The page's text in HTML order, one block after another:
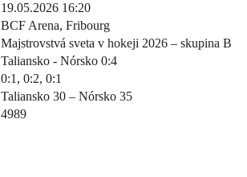
19.05.2026 16:20
BCF Arena, Fribourg
Majstrovstvá sveta v hokeji 2026 – skupina B
Taliansko - Nórsko 0:4
0:1, 0:2, 0:1
Taliansko 30 – Nórsko 35
4989